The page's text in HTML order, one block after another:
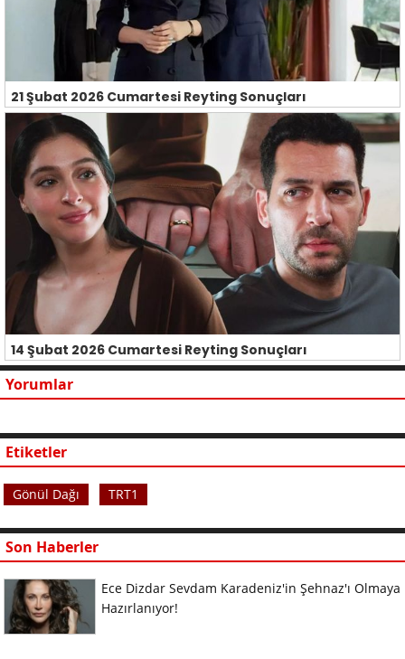
21 Şubat 2026 Cumartesi Reyting Sonuçları
14 Şubat 2026 Cumartesi Reyting Sonuçları
Yorumlar
Etiketler
Gönül Dağı TRT1
Son Haberler
Ece Dizdar Sevdam Karadeniz'in Şehnaz'ı Olmaya
Hazırlanıyor!